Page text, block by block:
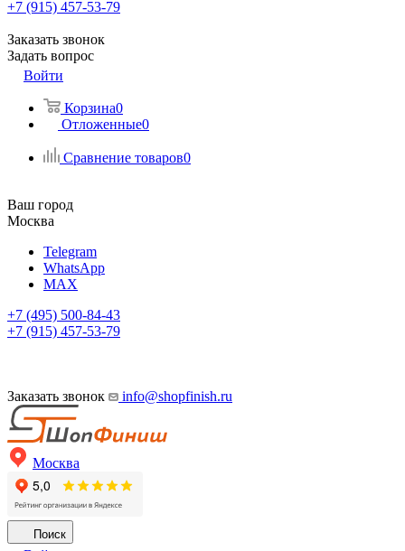
+7 (915) 457-53-79
Заказать звонок
Задать вопрос
Войти
Корзина0
Отложенные0
Сравнение товаров0
Ваш город
Москва
Telegram
WhatsApp
MAX
+7 (495) 500-84-43
+7 (915) 457-53-79
Заказать звонок info@shopfinish.ru
Москва
Поиск